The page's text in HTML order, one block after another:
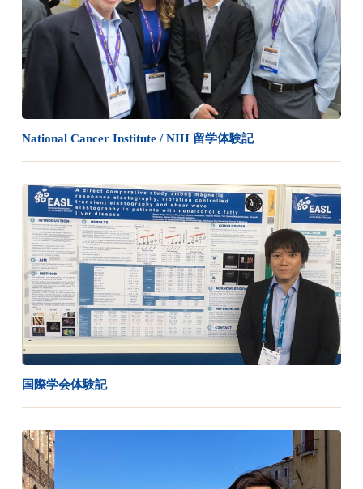
National Cancer Institute / NIH 留学体験記
国際学会体験記